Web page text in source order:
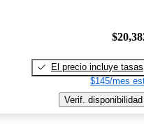
El precio incluye tasas
$145/mes
Verif. disponibilidad